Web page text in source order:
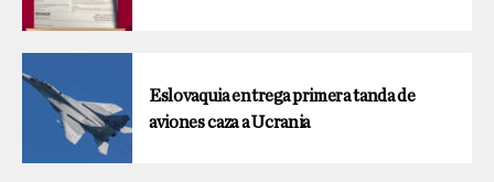
Eslovaquia entrega primera tanda de
aviones caza a Ucrania